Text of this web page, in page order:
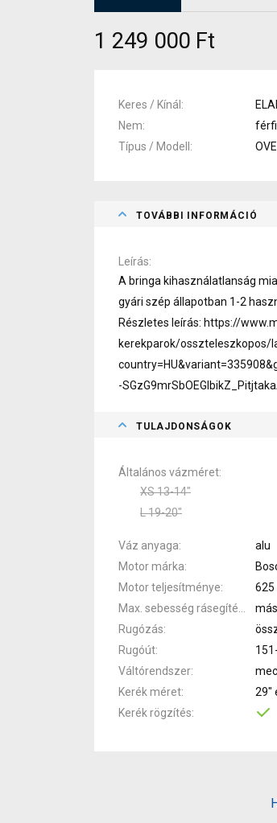
1 249 000 Ft
Keres / Kínál
Nem
Típus / Modell
TOVÁBBI INFORMÁCIÓ
Leírás
A bringa kihasználatlanság
gyári szép állapotban 1-2
Részletes leírás: https://
kerekparok/osszteleszkopos/
-
TULAJDONSÁGOK
Általános vázméret
XS 13-14"
L 19-20"
Váz anyaga
alu
Motor márka
Motor teljesítménye
625
más
Rugózás
Rugóút
Váltórendszer
Kerék méret
29"
Kerék rögzítés